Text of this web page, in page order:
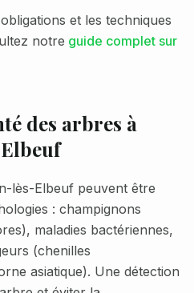
et les techniques
notre guide complet sur
des arbres à
lès-Elbeuf peuvent être
: champignons
maladies bactériennes,
(chenilles
asiatique). Une détection